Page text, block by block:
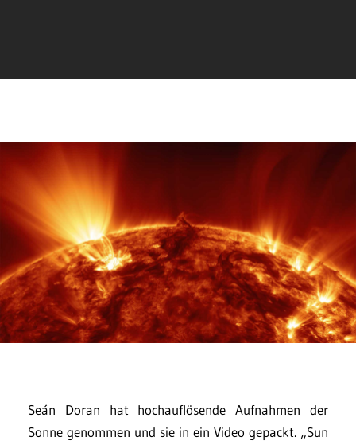
Seán Doran hat hochauflösende Aufnahmen der
Sonne genommen und sie in ein Video gepackt. „Sun